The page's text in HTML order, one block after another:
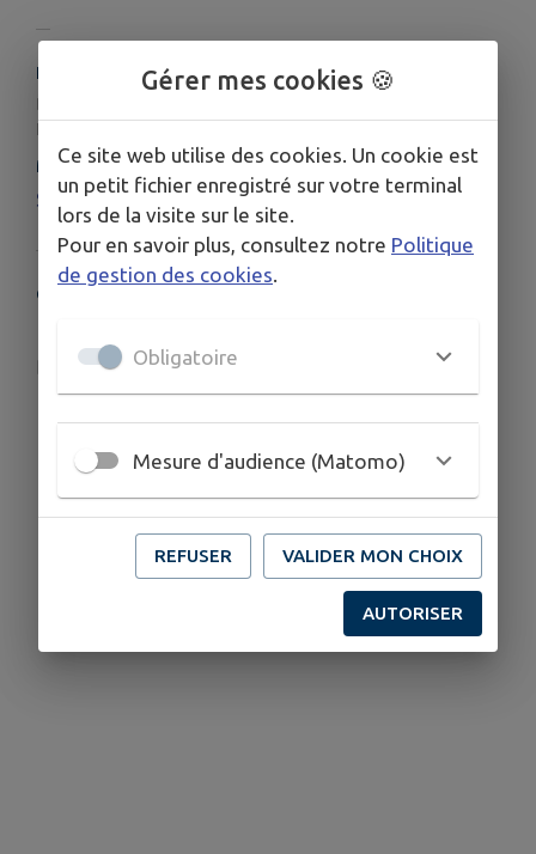
HORAIRES
De 8h50 à 12h00 et de 13h20 à 16h30
Fermé le mercredi et pendant les vacances scolaires
MENUS DE LA CANTINE
Semaine du 29 juin au 3 juillet 2026
COORDONNÉES
ce.0342063H@ac-montpellier.fr
Gérer mes cookies 🍪
Ce site web utilise des cookies. Un cookie est
un petit fichier enregistré sur votre terminal
lors de la visite sur le site.
Pour en savoir plus, consultez notre Politique
de gestion des cookies.
Obligatoire
Mesure d'audience (Matomo)
REFUSER VALIDER MON CHOIX
AUTORISER